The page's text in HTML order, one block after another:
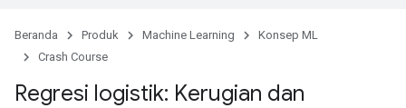
Beranda Produk Machine Learning
Konsep ML
Crash Course
Regresi logistik: Kerugian dan